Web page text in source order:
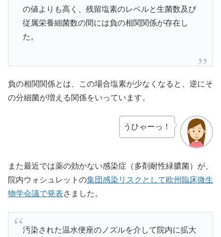
の値よりも高く、残留塩素のレベルと生菌数及び
従属栄養細菌数の間には負の相関関係が存在し
た。
負の相関関係とは、この場合塩素が少なくなると、逆にそ
の分細菌が増える関係をいっています。
うひゃーっ！
また最近では薬の効かない感染症（多剤耐性緑膿菌）が、
院内ウォシュレットの集団感染リスクとして欧州臨床微生
物学会議で発表さました。
汚染された温水便座のノズルを介して院内に拡大